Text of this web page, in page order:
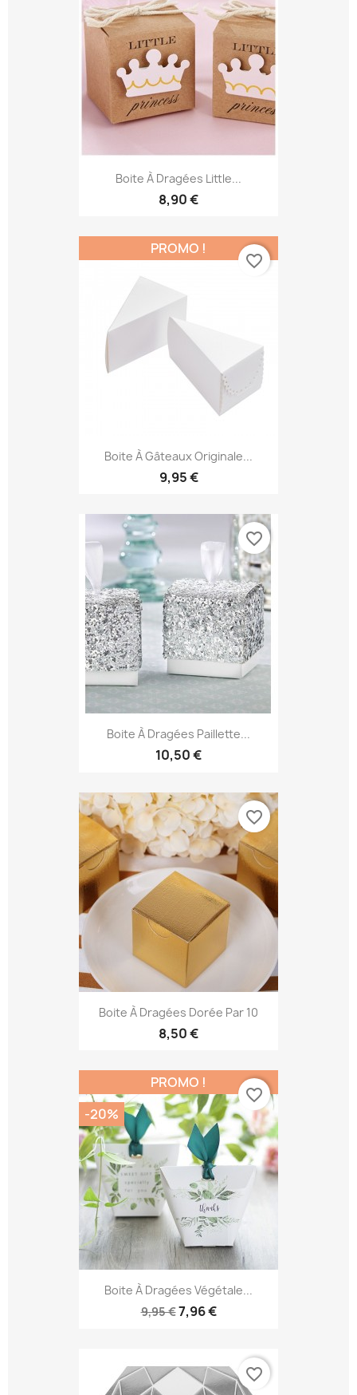
Boite À Dragées Little...
8,90 €
Boite À Gâteaux Originale...
9,95 €
PROMO !
favorite_border
Boite À Dragées Paillette...
10,50 €
favorite_border
Boite À Dragées Dorée Par 10
8,50 €
favorite_border
Boite À Dragées Végétale...
9,95 €7,96 €
PROMO !
-20%
favorite_border
favorite_border